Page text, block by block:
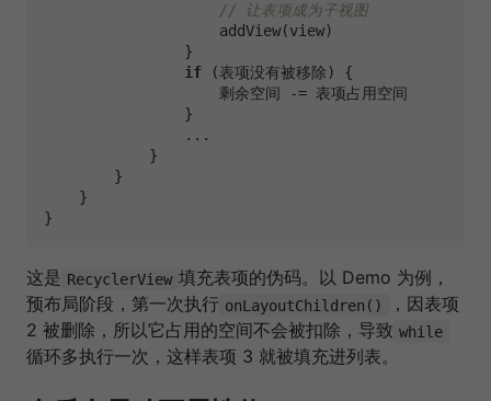
// 让表项成为子视图
                    addView(view)
                }
if (表项没有被移除) {
                    剩余空间 -= 表项占用空间
                }
                ...
            }
        }
    }
这是 RecyclerView 填充表项的伪码。以 Demo 为例，
预布局阶段，第一次执行 onLayoutChildren()
，因表项
2 被删除，所以它占用的空间不会被扣除，导致 while
循环多执行一次，这样表项 3 就被填充进列表。